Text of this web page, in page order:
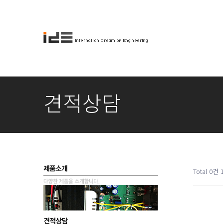
견적상담
Total 0건